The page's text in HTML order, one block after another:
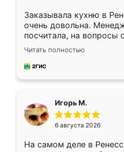
Заказывала кухню в
очень довольна.
посчитала, на вопросы
Замерщик приехал в
делу со всей
за день, ребята
Читать полностью
Игорь М.
6 августа 2026
На самом деле в